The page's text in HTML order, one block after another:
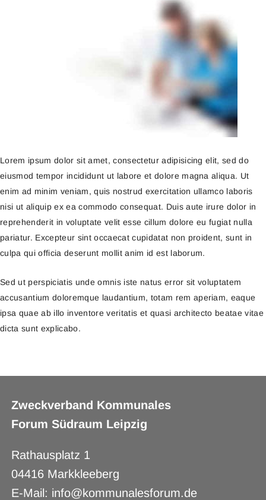
Lorem ipsum dolor sit amet, consectetur adipisicing elit, sed do
eiusmod tempor incididunt ut labore et dolore magna aliqua. Ut
enim ad minim veniam, quis nostrud exercitation ullamco laboris
nisi ut aliquip ex ea commodo consequat. Duis aute irure dolor in
reprehenderit in voluptate velit esse cillum dolore eu fugiat nulla
pariatur. Excepteur sint occaecat cupidatat non proident, sunt in
culpa qui officia deserunt mollit anim id est laborum.
Sed ut perspiciatis unde omnis iste natus error sit voluptatem
accusantium doloremque laudantium, totam rem aperiam, eaque
ipsa quae ab illo inventore veritatis et quasi architecto beatae vitae
dicta sunt explicabo.
Zweckverband Kommunales
Forum Südraum Leipzig
Rathausplatz 1
04416 Markkleeberg
E-Mail: info@kommunalesforum.de